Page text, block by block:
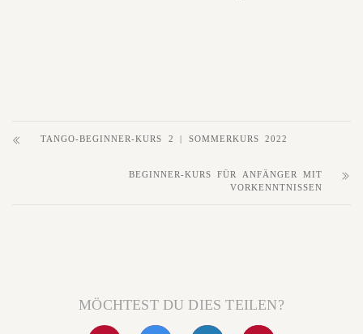
TANGO-BEGINNER-KURS 2 | SOMMERKURS 2022
BEGINNER-KURS FÜR ANFÄNGER MIT
VORKENNTNISSEN
MÖCHTEST DU DIES TEILEN?